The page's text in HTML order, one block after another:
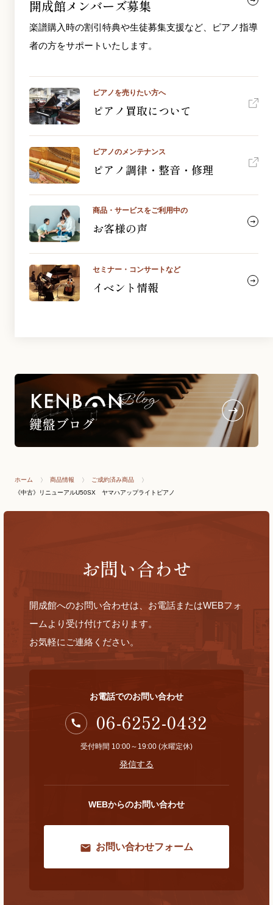
開成館メンバーズ募集
楽譜購入時の割引特典や生徒募集支援など、ピアノ指導
者の方をサポートいたします。
ピアノを売りたい方へ
ピアノ買取について
ピアノのメンテナンス
ピアノ調律・整音・修理
商品・サービスをご利用中の
お客様の声
セミナー・コンサートなど
イベント情報
ホーム 商品情報
ご成約済み商品
《中古》リニューアルU50SX ヤマハアップライトピアノ
お問い合わせ
開成館へのお問い合わせは、お電話またはWEBフォ
ームより受け付けております。
お気軽にご連絡ください。
お電話でのお問い合わせ
06-6252-0432
受付時間 10:00～19:00 (水曜定休)
発信する
WEBからのお問い合わせ
お問い合わせフォーム